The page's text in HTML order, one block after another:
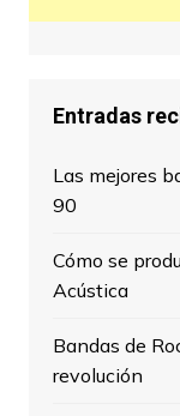
Entradas
Las mejores
90
Cómo se
Acústica
Bandas de
revolución